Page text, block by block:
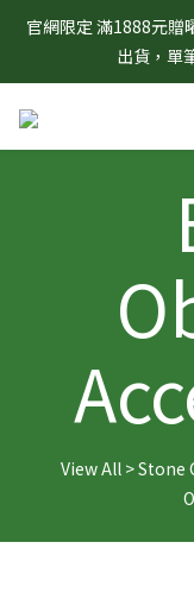
8/1-8/31 淨心護運 全
官網限定 滿1888元
出貨，單
8/1-8/31 淨心護運 全
View All >Stone